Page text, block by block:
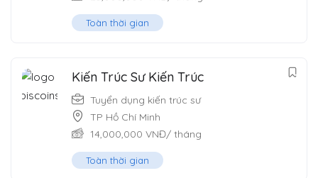
Toàn thời gian
Kiến Trúc Sư Kiến Trúc
Tuyển dụng kiến trúc sư
TP Hồ Chí Minh
14,000,000 VNĐ/ tháng
Toàn thời gian